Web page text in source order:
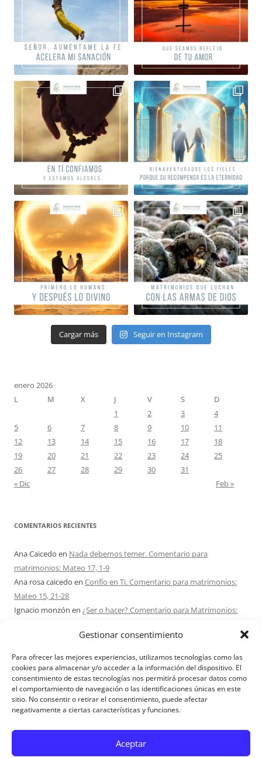
Gestionar consentimiento
Para ofrecer las mejores experiencias, utilizamos tecnologías como las
cookies para almacenar y/o acceder a la información del dispositivo. El
consentimiento de estas tecnologías nos permitirá procesar datos como
el comportamiento de navegación o las identificaciones únicas en este
sitio. No consentir o retirar el consentimiento, puede afectar
negativamente a ciertas características y funciones.
Aceptar
Cargar más Seguir en Instagram
enero 2026
L
M X J V S
D
1
2 3
4
5
6 7 8 9 10
11
12
13 14 15 16 17
18
19
20 21 22 23 24
25
26
27 28 29 30
31
« Dic
Feb »
COMENTARIOS RECIENTES
Ana Caicedo en Nada debemos temer. Comentario para
matrimonios: Mateo 17, 1-9
Ana rosa caicedo en Confío en Ti. Comentario para matrimonios:
Mateo 15, 21-28
Ignacio monzón en ¿Ser o hacer? Comentario para Matrimonios:
Maria Asuncion Herrero Mendezen¿Ser o hacer? Comentario para
Matrimonios: Mateo 15, 1-2. 10-14
Sandra Karina SolomitaenRETIRO MATRIMONIOS BUENOS AIRES
7 – 9 AGOSTO 2026